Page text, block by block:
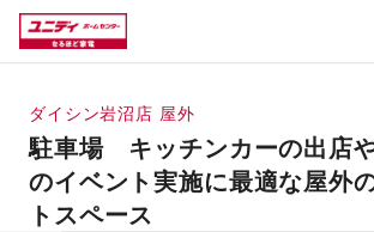
ダイシン岩沼店 屋外
駐車場 キッチンカーの出店
のイベント実施に最適な屋外
トスペース